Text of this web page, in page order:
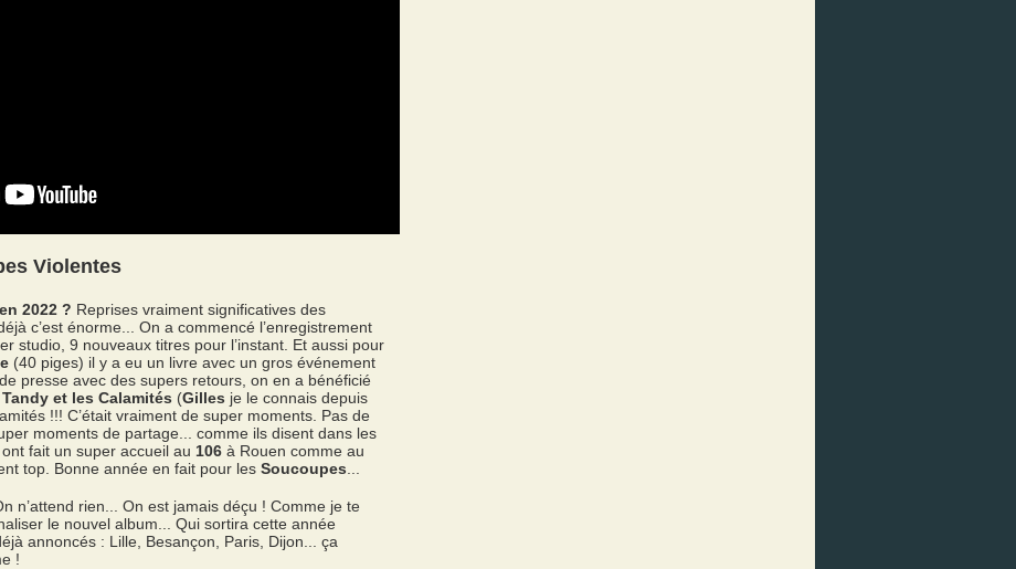
Violentes
2022 ? Reprises vraiment significatives des
c’est énorme... On a commencé l’enregistrement
studio, 9 nouveaux titres pour l’instant. Et aussi pour
(40 piges) il y a eu un livre avec un gros événement
presse avec des supers retours, on en a bénéficié
et les Calamités (Gilles je le connais depuis
!!! C’était vraiment de super moments. Pas de
moments de partage... comme ils disent dans les
fait un super accueil au 106 à Rouen comme au
top. Bonne année en fait pour les Soucoupes
n’attend rien... On est jamais déçu ! Comme je te
le nouvel album... Qui sortira cette année
annoncés : Lille, Besançon, Paris, Dijon... ça
!